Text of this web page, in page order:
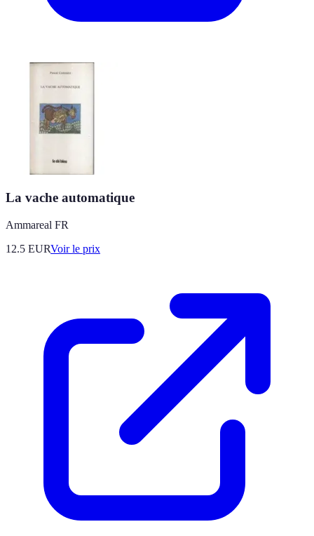
La vache automatique
Ammareal FR
12.5 EURVoir le prix